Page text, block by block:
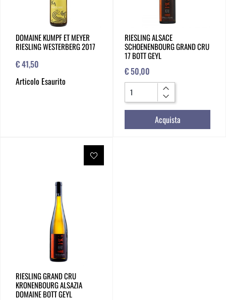
DOMAINE KUMPF ET MEYER
RIESLING WESTERBERG 2017
€ 41,50
Articolo Esaurito
RIESLING ALSACE
SCHOENENBOURG GRAND CRU
17 BOTT GEYL
€ 50,00
Quantità
Acquista
RIESLING GRAND CRU
KRONENBOURG ALSAZIA
DOMAINE BOTT GEYL